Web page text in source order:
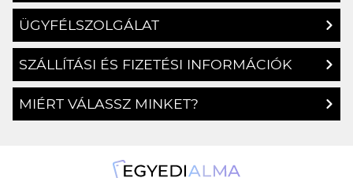
ÜGYFÉLSZOLGÁLAT
SZÁLLÍTÁSI ÉS FIZETÉSI INFORMÁCIÓK
MIÉRT VÁLASSZ MINKET?